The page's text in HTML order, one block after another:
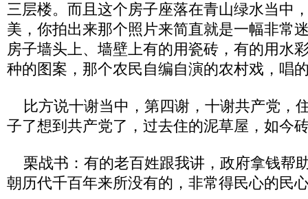
三层楼。而且这个房子座落在青山绿水当中
美，你拍出来那个照片来简直就是一幅非常
房子墙头上、墙壁上有的用瓷砖，有的用水
种的图案，那个农民自编自演的农村戏，唱
比方说十谢当中，第四谢，十谢共产党，
子了想到共产党了，过去住的泥草屋，如今
栗战书：有的老百姓跟我讲，政府拿钱帮
朝历代千百年来所没有的，非常得民心的民